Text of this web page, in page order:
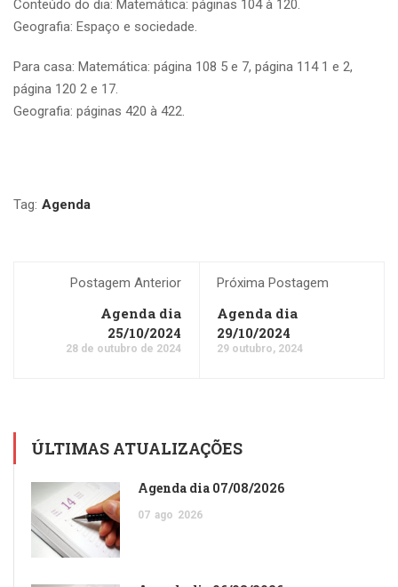
Conteúdo do dia: Matemática: páginas 104 à 120.
Geografia: Espaço e sociedade.
Para casa: Matemática: página 108 5 e 7, página 114 1 e 2,
página 120 2 e 17.
Geografia: páginas 420 à 422.
Tag: Agenda
Postagem Anterior
Agenda dia
25/10/2024
28 de outubro de 2024
Próxima Postagem
Agenda dia
29/10/2024
29 outubro, 2024
ÚLTIMAS ATUALIZAÇÕES
Agenda dia 07/08/2026
07 ago 2026